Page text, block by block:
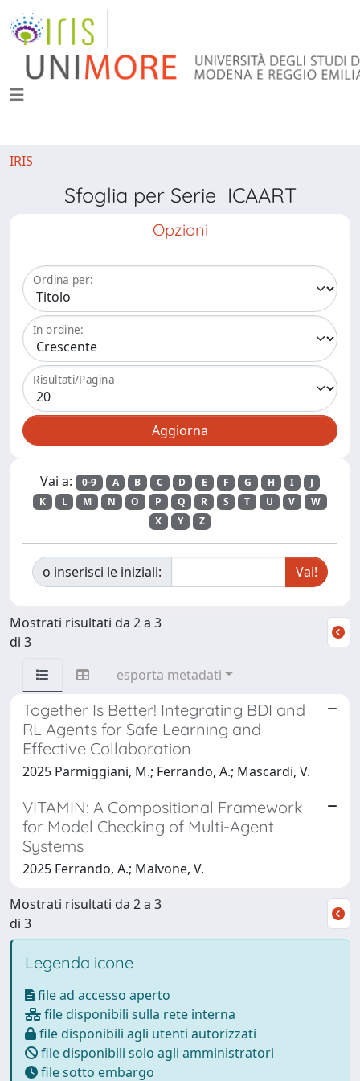
IRIS
Sfoglia per Serie ICAART
Opzioni
Ordina per:
In ordine:
Risultati/Pagina
Vai a: 0-9 A B C D E F G H I
J
K
L M N O P Q R S T U V
W
X
Y Z
o inserisci le iniziali:
Mostrati risultati da 2 a 3
di 3
esporta metadati
Together Is Better! Integrating BDI and
RL Agents for Safe Learning and
Effective Collaboration
2025 Parmiggiani, M.; Ferrando, A.; Mascardi, V.
VITAMIN: A Compositional Framework
for Model Checking of Multi-Agent
Systems
2025 Ferrando, A.; Malvone, V.
Mostrati risultati da 2 a 3
di 3
Legenda icone
file ad accesso aperto
file disponibili sulla rete interna
file disponibili agli utenti autorizzati
file disponibili solo agli amministratori
file sotto embargo